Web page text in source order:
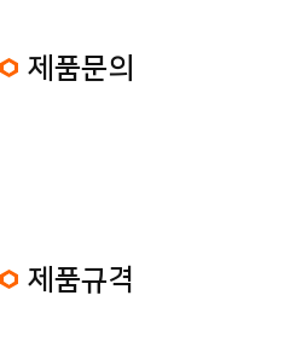
제품문의
제품규격